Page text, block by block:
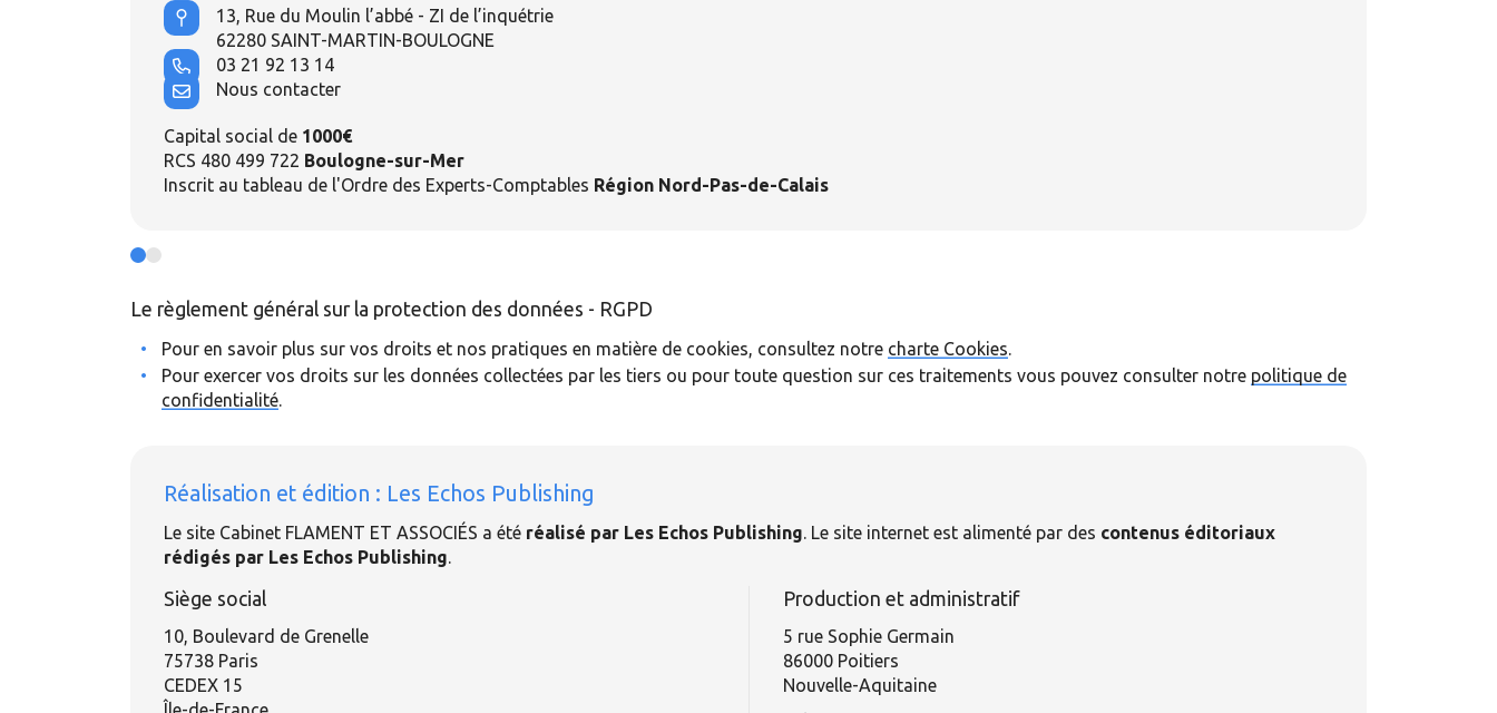
13, Rue du Moulin l’abbé - ZI de l’inquétrie
62280 SAINT-MARTIN-BOULOGNE
03 21 92 13 14
Nous contacter
Capital social de 1000€
RCS 480 499 722 Boulogne-sur-Mer
Inscrit au tableau de l'Ordre des Experts-Comptables Région Nord-Pas-de-Calais
Le règlement général sur la protection des données - RGPD
Pour en savoir plus sur vos droits et nos pratiques en matière de cookies, consultez notre charte Cookies.
Pour exercer vos droits sur les données collectées par les tiers ou pour toute question sur ces traitements vous pouvez consulter notre politique de
confidentialité
Réalisation et édition : Les Echos Publishing
Le site Cabinet FLAMENT ET ASSOCIÉS a été réalisé par Les Echos Publishing . Le site internet est alimenté par des contenus éditoriaux
rédigés par Les Echos Publishing
Siège social
10, Boulevard de Grenelle
75738 Paris
CEDEX 15
Production et administratif
5 rue Sophie Germain
86000 Poitiers
Nouvelle-Aquitaine